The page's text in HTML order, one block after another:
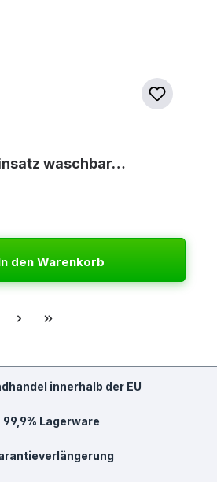
waschbar…
den Warenkorb
innerhalb der EU
99,9% Lagerware